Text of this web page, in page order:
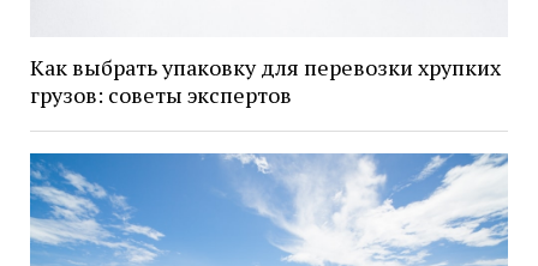
Как выбрать упаковку для перевозки хрупких
грузов: советы экспертов